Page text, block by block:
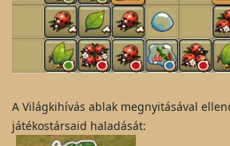
A Világkihívás ablak megnyitásával
játékostársaid haladását: